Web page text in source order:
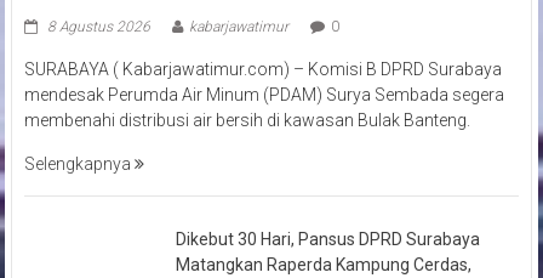
8 Agustus 2026 kabarjawatimur 0
SURABAYA ( Kabarjawatimur.com) – Komisi B DPRD Surabaya
mendesak Perumda Air Minum (PDAM) Surya Sembada segera
membenahi distribusi air bersih di kawasan Bulak Banteng.
Selengkapnya
Dikebut 30 Hari, Pansus DPRD Surabaya
Matangkan Raperda Kampung Cerdas,